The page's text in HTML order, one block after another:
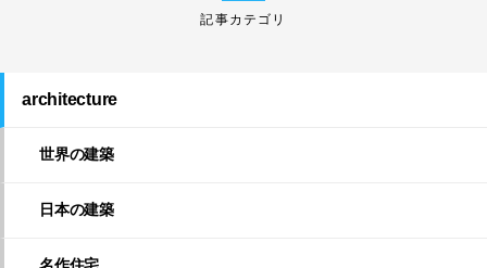
architecture
世界の建築
日本の建築